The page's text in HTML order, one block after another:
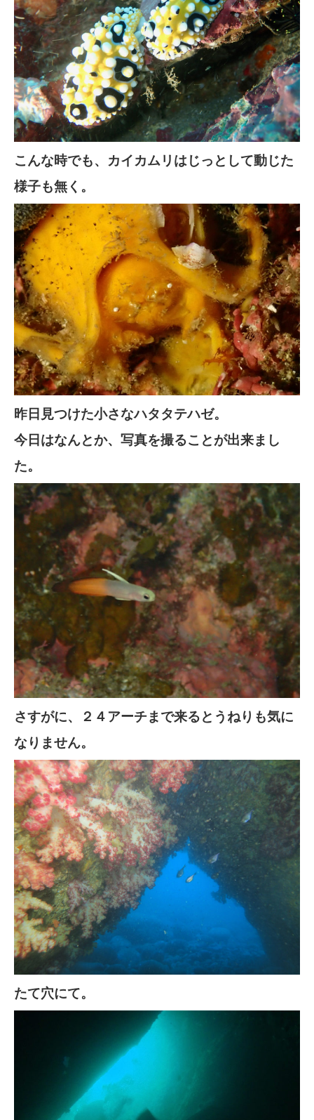
こんな時でも、カイカムリはじっとして動じた
様子も無く。
昨日見つけた小さなハタタテハゼ。
今日はなんとか、写真を撮ることが出来まし
た。
さすがに、２４アーチまで来るとうねりも気に
なりません。
たて穴にて。